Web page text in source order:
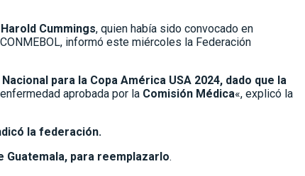
Harold Cummings, quien había sido convocado en
informó este miércoles la Federación
para la Copa América USA 2024, dado que la
aprobada por la Comisión Médica«, explicó la
la federación.
Guatemala, para reemplazarlo.